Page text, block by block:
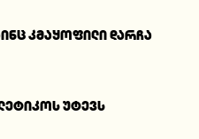
კმაყოფილი დარჩა
უტევს